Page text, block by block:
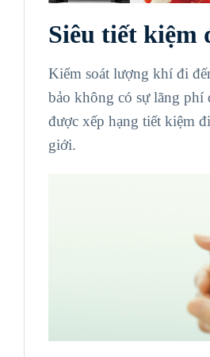
Siêu tiết kiệm
Kiểm soát lượng khí đi
bảo không có sự lãng phí
được xếp hạng tiết kiệm
giới.